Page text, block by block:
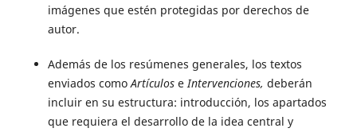
imágenes que estén protegidas por derechos de
autor.
Además de los resúmenes generales, los textos
enviados comoArtículoseIntervenciones, deberán
incluir en su estructura: introducción, los apartados
que requiera el desarrollo de la idea central y